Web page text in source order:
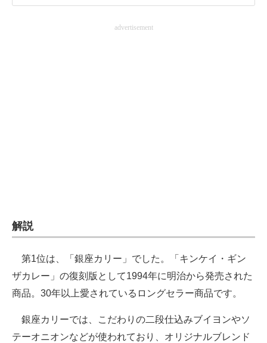
エネルギーの専門メディア
建設×テクノロジーの最前線advertisement
解説
第1位は、「銀座カリー」でした。「キンケイ・ギン
ザカレー」の復刻版として1994年に明治から発売された
商品。30年以上愛されているロングセラー商品です。
銀座カリーでは、こだわりの二段仕込みブイヨンやソ
テーオニオンなどが使われており、オリジナルブレンド